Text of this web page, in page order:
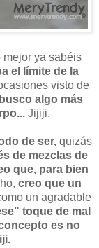
mejor ya sabéis
el límite de la
visto de
busco algo más
Jijiji.
de ser,quizás
de mezclas de
que, para bien
creo que un
un agradable
toque de mal
es no